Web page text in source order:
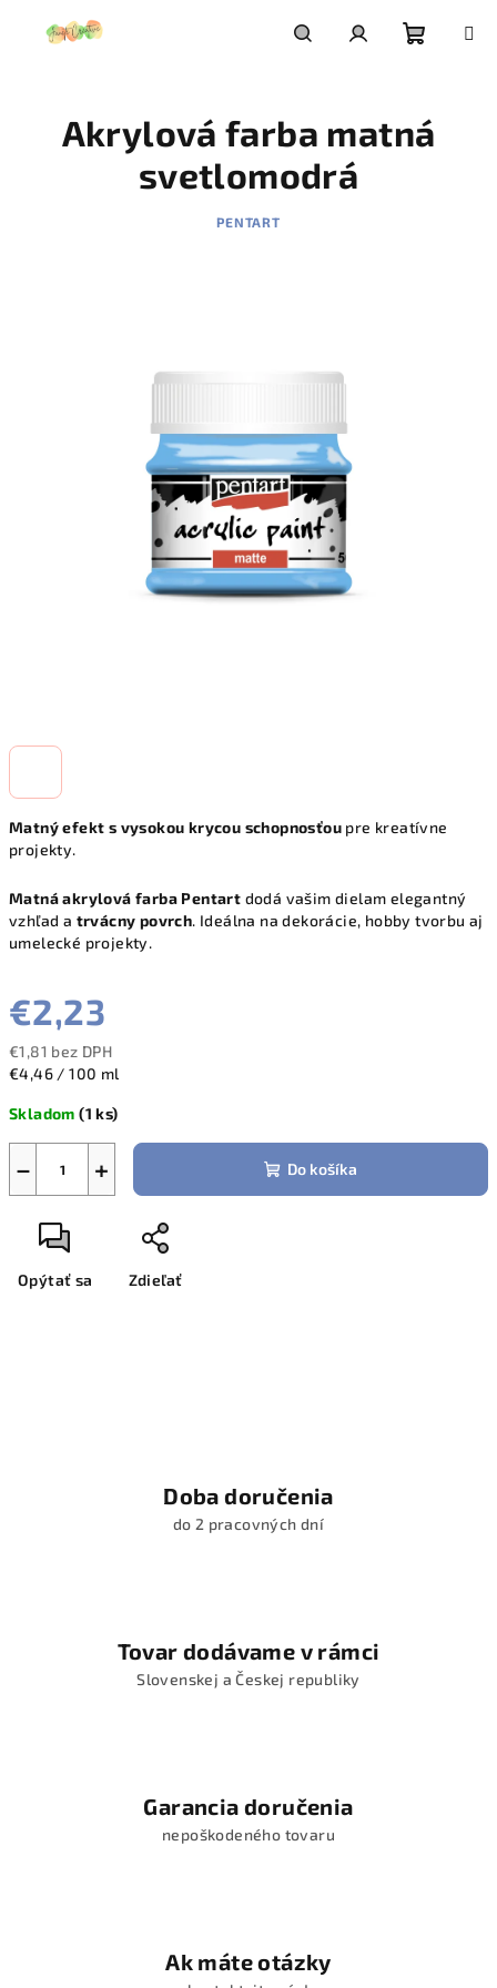
košík
Matný efekt s vysokou krycou schopnosťou pre kreatívne
projekty.
Matná akrylová farba Pentart dodá vašim dielam elegantný
vzhľad a trvácny povrch. Ideálna na dekorácie, hobby tvorbu aj
umelecké projekty.
€2,23
€1,81 bez DPH
Jednotková
€4,46 / 100 ml
Skladom(1 ks)
+
− Do košíka
Opýtať sa Zdieľať
Akrylová farba matná
svetlomodrá
PENTART
Doba doručenia
do 2 pracovných dní
Tovar dodávame v rámci
Slovenskej a Českej republiky
Garancia doručenia
nepoškodeného tovaru
Ak máte otázky